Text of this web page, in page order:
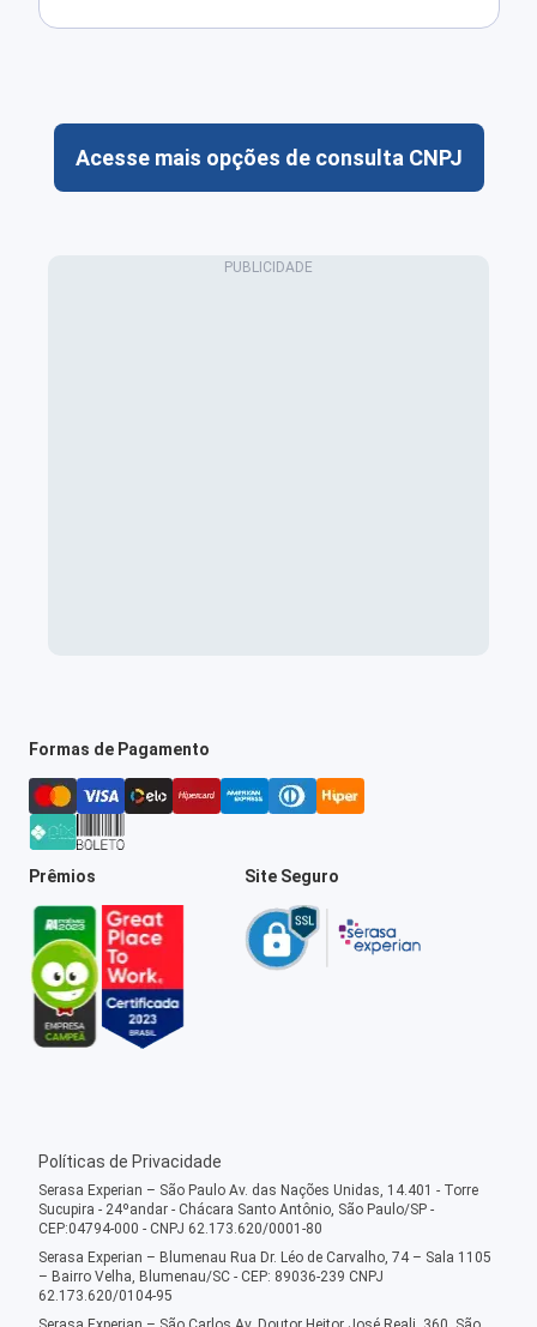
Acesse mais opções de consulta CNPJ
Formas de Pagamento
Prêmios Site Seguro
Políticas de Privacidade
Serasa Experian – São Paulo Av. das Nações Unidas, 14.401 - Torre
Sucupira - 24ºandar - Chácara Santo Antônio, São Paulo/SP -
CEP:04794-000 - CNPJ 62.173.620/0001-80
Serasa Experian – Blumenau Rua Dr. Léo de Carvalho, 74 – Sala 1105
– Bairro Velha, Blumenau/SC - CEP: 89036-239 CNPJ
62.173.620/0104-95